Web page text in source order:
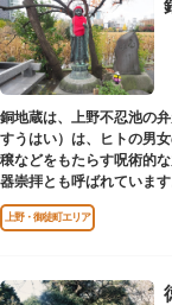
銅地蔵は、上野不忍池の
すうはい）は、ヒトの男
穣などをもたらす呪術的
器崇拝とも呼ばれていま
す。
上野・御徒町エリア